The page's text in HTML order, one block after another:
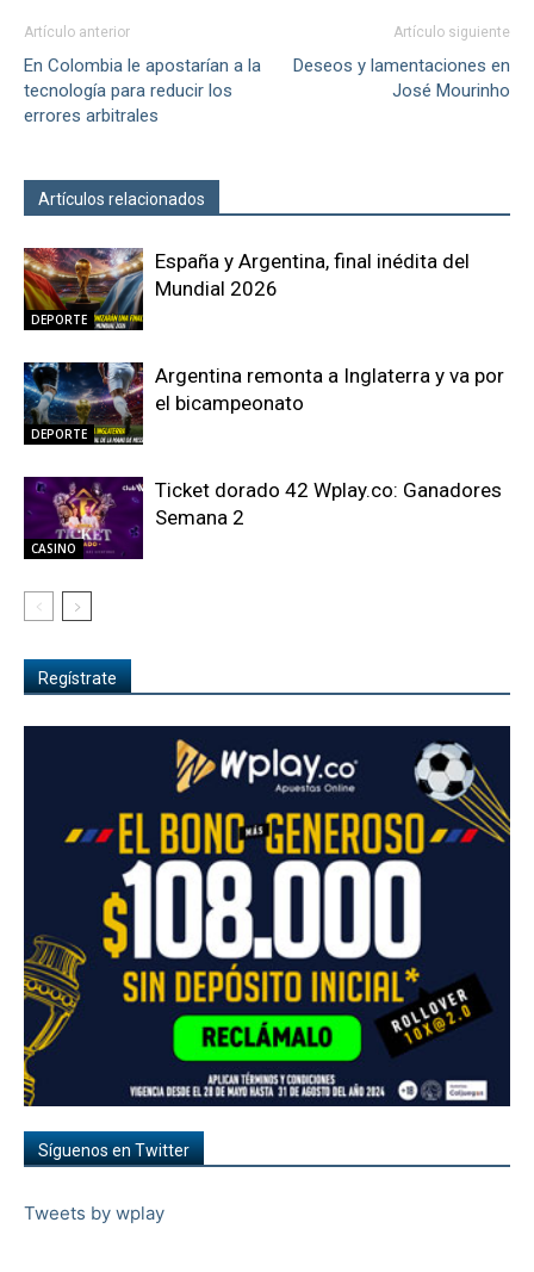
Artículo anterior
En Colombia le apostarían a la
tecnología para reducir los
errores arbitrales
Artículo siguiente
Deseos y lamentaciones en
José Mourinho
Artículos relacionados
DEPORTE
España y Argentina, final inédita del
Mundial 2026
DEPORTE
Argentina remonta a Inglaterra y va por
el bicampeonato
CASINO
Ticket dorado 42 Wplay.co: Ganadores
Semana 2
Regístrate
Síguenos en Twitter
Tweets by wplay